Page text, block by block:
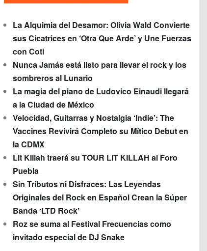
La Alquimia del Desamor: Olivia Wald Convierte
sus Cicatrices en ‘Otra Que Arde’ y Une Fuerzas
con Coti
Nunca Jamás está listo para llevar el rock y los
sombreros al Lunario
La magia del piano de Ludovico Einaudi llegará
a la Ciudad de México
Velocidad, Guitarras y Nostalgia ‘Indie’: The
Vaccines Revivirá Completo su Mítico Debut en
la CDMX
Lit Killah traerá su TOUR LIT KILLAH al Foro
Puebla
Sin Tributos ni Disfraces: Las Leyendas
Originales del Rock en Español Crean la Súper
Banda ‘LTD Rock’
Roz se suma al Festival Frecuencias como
invitado especial de DJ Snake